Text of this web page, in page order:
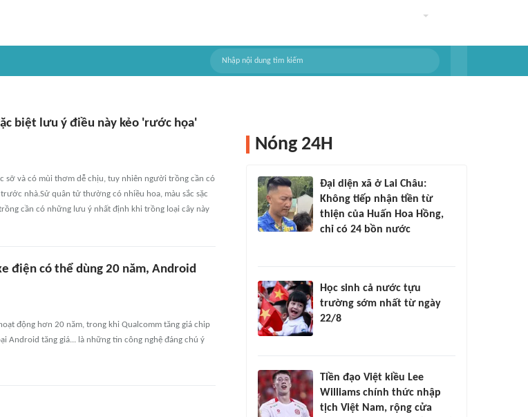
biệt lưu ý điều này kẻo 'rước họa'
sỡ và có mùi thơm dễ chịu, tuy nhiên người trồng cần có
nhà.Sử quân tử thường có nhiều hoa, màu sắc sặc
cần có những lưu ý nhất định khi trồng loại cây này
điện có thể dùng 20 năm, Android
động hơn 20 năm, trong khi Qualcomm tăng giá chip
Android tăng giá... là những tin công nghệ đáng chú ý
Nóng 24H
Đại diện xã ở Lai Châu:
Không tiếp nhận tiền từ
thiện của Huấn Hoa Hồng,
chỉ có 24 bồn nước
Học sinh cả nước tựu
trường sớm nhất từ ngày
22/8
Tiền đạo Việt kiều Lee
Williams chính thức nhập
tịch Việt Nam, rộng cửa